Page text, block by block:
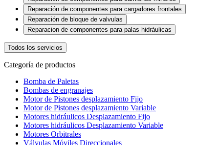
Reparación de componentes para cargadores frontales
Reparación de bloque de valvulas
Reparacion de componentes para palas hidráulicas
Todos los servicios
Categoría de productos
Bomba de Paletas
Bombas de engranajes
Motor de Pistones desplazamiento Fijo
Motor de Pistones desplazamiento Variable
Motores hidráulicos Desplazamiento Fijo
Motores hidráulicos Desplazamiento Variable
Motores Orbitrales
Válvulas Móviles Direccionales